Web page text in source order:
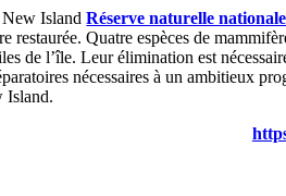
New IslandRéserve naturelle
restaurée. Quatre espèces de
de l’île. Leur élimination est
nécessaires à un ambitieux
Island.